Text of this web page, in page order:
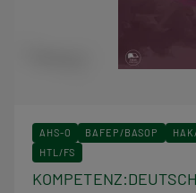
AHS-O BAFEP/BASOP
HTL/FS